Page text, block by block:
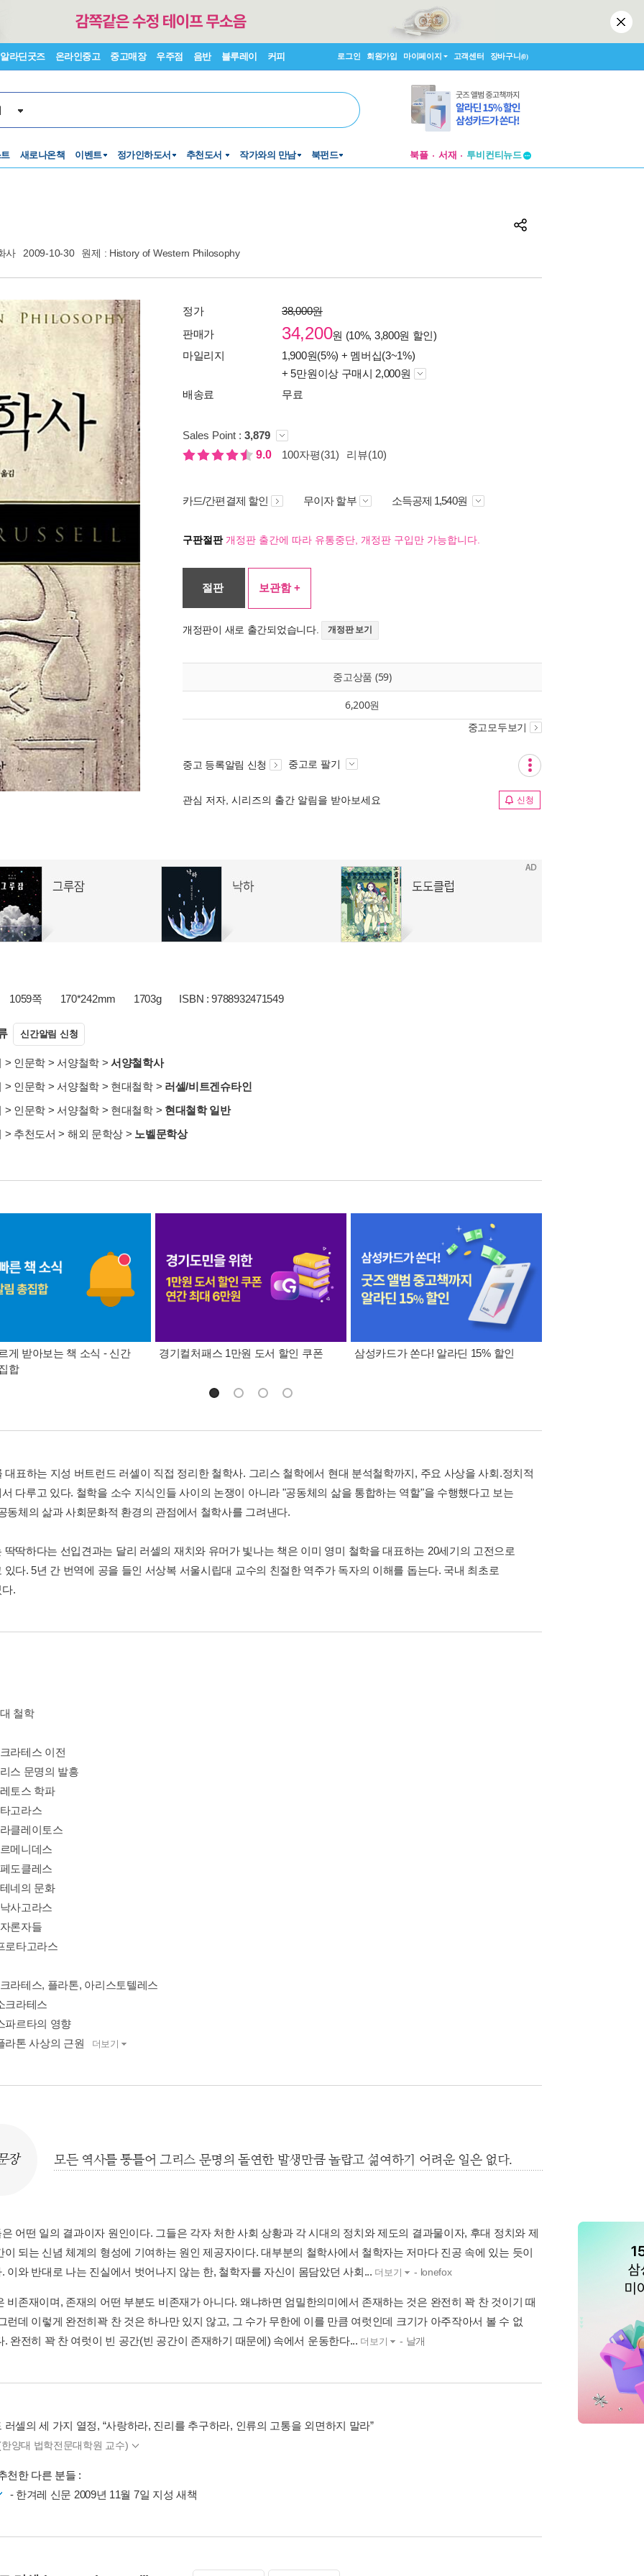
알라딘굿즈 온라인중고 중고매장 우주점 음반 블루레이 커피 로그인 회원가입 마이페이지 고객센터 장바구니(0)
새로나온책 이벤트 정가인하도서 추천도서 작가와의 만남 북펀드 북플 서재
투비컨티뉴드
사 2009-10-30 원제 : History of Western Philosophy
정가
38,000원
판매가
34,200원 (10%, 3,800원 할인)
마일리지
1,900원(5%) + 멤버십(3~1%)
+ 5만원이상 구매시 2,000원
배송료
무료
Sales Point : 3,879
9.0
100자평(31) 리뷰(10)
카드/간편결제 할인 무이자 할부 소득공제 1,540원
구판절판개정판 출간에 따라 유통중단, 개정판 구입만 가능합니다.
절판 보관함 +
개정판이 새로 출간되었습니다. 개정판 보기
중고상품 (59)
6,200원
중고모두보기
중고 등록알림 신청 중고로 팔기
관심 저자, 시리즈의 출간 알림을 받아보세요 신청
1059쪽 170*242mm 1703g ISBN : 9788932471549
신간알림 신청
> 인문학 >서양철학>서양철학사
> 인문학 >서양철학> 현대철학> 러셀/비트겐슈타인
> 인문학 >서양철학> 현대철학> 현대철학 일반
> 추천도서 > 해외 문학상 > 노벨문학상
게 받아보는 책 소식 - 신간
합
경기컬처패스 1만원 도서 할인 쿠폰 삼성카드가 쏜다! 알라딘 15% 할인
대표하는 지성 버트런드 러셀이 직접 정리한 철학사. 그리스 철학에서 현대 분석철학까지, 주요 사상을 사회.정치적
다루고 있다. 철학을 소수 지식인들 사이의 논쟁이 아니라 "공동체의 삶을 통합하는 역할"을 수행했다고 보는
동체의 삶과 사회문화적 환경의 관점에서 철학사를 그려낸다.
딱딱하다는 선입견과는 달리 러셀의 재치와 유머가 빛나는 책은 이미 영미 철학을 대표하는 20세기의 고전으로
있다. 5년 간 번역에 공을 들인 서상복 서울시립대 교수의 친절한 역주가 독자의 이해를 돕는다. 국내 최초로
.
철학
라테스 이전
스 문명의 발흥
토스 학파
고라스
클레이토스
메니데스
도클레스
네의 문화
사고라스
론자들
로타고라스
라테스, 플라톤, 아리스토텔레스
크라테스
파르타의 영향
라톤 사상의 근원
더보기
장 모든 역사를 통틀어 그리스 문명의 돌연한 발생만큼 놀랍고 섦여하기 어려운 일은 없다.
어떤 일의 결과이자 원인이다. 그들은 각자 처한 사회 상황과 각 시대의 정치와 제도의 결과물이자, 후대 정치와 제
이 되는 신념 체계의 형성에 기여하는 원인 제공자이다. 대부분의 철학사에서 철학자는 저마다 진공 속에 있는 듯이
이와 반대로 나는 진실에서 벗어나지 않는 한, 철학자를 자신이 몸담았던 사회... 더보기 - lonefox
비존재이며, 존재의 어떤 부분도 비존재가 아니다. 왜냐하면 엄밀한의미에서 존재하는 것은 완전히 꽉 찬 것이기 때
런데 이렇게 완전히꽉 찬 것은 하나만 있지 않고, 그 수가 무한에 이를 만큼 여럿인데 크기가 아주작아서 볼 수 없
. 완전히 꽉 찬 여럿이 빈 공간(빈 공간이 존재하기 때문에) 속에서 운동한다... 더보기 - 날개
러셀의 세 가지 열정, “사랑하라, 진리를 추구하라, 인류의 고통을 외면하지 말라”
양대 법학전문대학원 교수)
천한 다른 분들 :
- 한겨레 신문 2009년 11월 7일 지성 새책